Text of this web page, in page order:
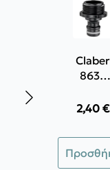
Claber
8637
ρακορ
2,40€